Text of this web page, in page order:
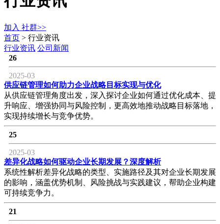
加入 社群>>
首页 > 行业资讯
行业资讯 公司新闻
26
2025-03
供应链管理如何助力企业战略目标实现与优化
从供应链管理角度出发，深入探讨企业如何通过优化成本、提
升响应、增强协同与风险控制，更高效地推动战略目标落地，
实现持续增长与竞争优势。
25
2025-03
差异化战略如何驱动企业长期发展？深度解析
系统性解析差异化战略的类型、实施路径及其对企业长期发展
的影响，涵盖优势机制、风险挑战与实践建议，帮助企业构建
可持续竞争力。
21